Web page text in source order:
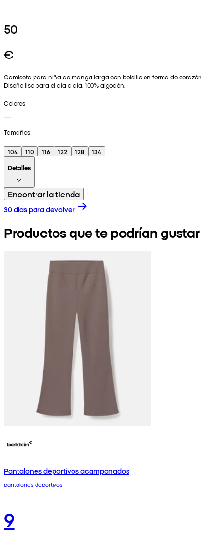
50
€
Camiseta para niña de manga larga con bolsillo en forma de corazón.
Diseño liso para el día a día. 100% algodón.
Colores
Tamaños
104 110 116 122 128
134
Detalles
Encontrar la tienda
30 días para devolver
Productos que te podrían gustar
Pantalones deportivos acampanados
pantalones deportivos
9